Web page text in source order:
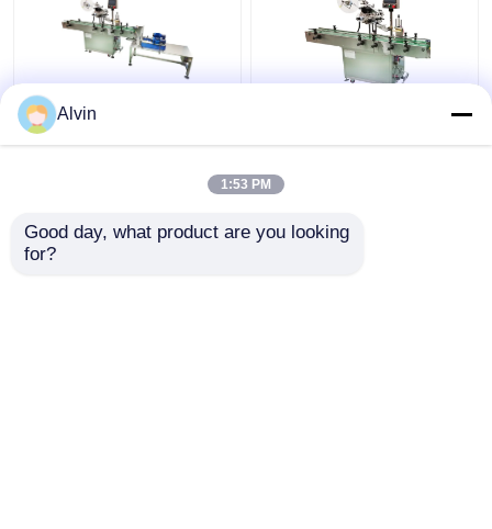
ODMの正方形のびんの
ための付着力のステッ
カーの上および最下の
ベストプライス
カー機械瓶のラベルの
アプリケーター機械
400W
ベストプライス
Alvin
1:53 PM
Good day, what product are you looking
for?